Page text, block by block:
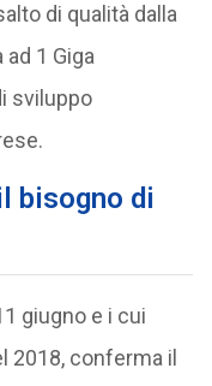
di qualità dalla
1 Giga
sviluppo
bisogno di
giugno e i cui
2018, conferma il